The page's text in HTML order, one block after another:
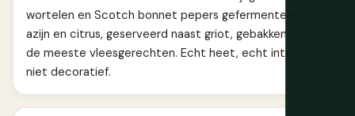
wortelen en Scotch bonnet pepers gefermenteerd in
azijn en citrus, geserveerd naast griot, gebakken vis en
de meeste vleesgerechten. Echt heet, echt integraal,
niet decoratief.